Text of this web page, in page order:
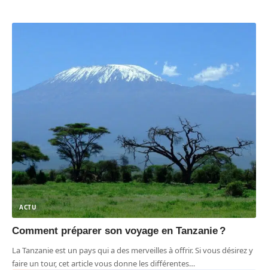
ACTU
Comment préparer son voyage en Tanzanie ?
La Tanzanie est un pays qui a des merveilles à offrir. Si vous désirez y
faire un tour, cet article vous donne les différentes…